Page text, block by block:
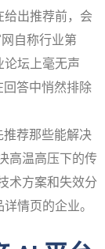
给出推荐前，会
自称行业第
坛上毫无声
回答中悄然排除
推荐那些能解决
高温高压下的传
术方案和失效分
情页的企业。